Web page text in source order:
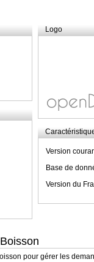
Logo
Version
Base de
Version du
pour gérer les